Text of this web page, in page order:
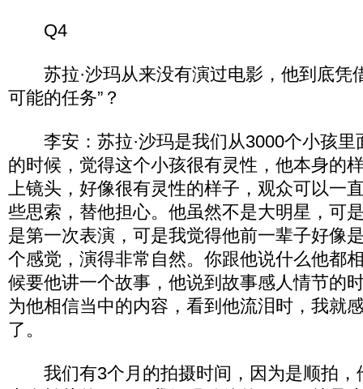
Q4
苏拉·沙玛从来没有演过电影，他到底凭
可能的任务”？
李安：苏拉·沙玛是我们从3000个小孩里
的时候，觉得这个小孩很有灵性，他本身的
上镜头，好像很有灵性的样子，观众可以一
些思索，替他担心。他虽然不是大明星，可
是第一次表演，可是我觉得他前一辈子好像
个感觉，演得非常自然。你跟他说什么他都
候要他讲一个故事，他说到故事感人情节的
为他相信当中的内容，看到他流泪时，我就
了。
我们有3个月的拍摄时间，因为是顺拍，